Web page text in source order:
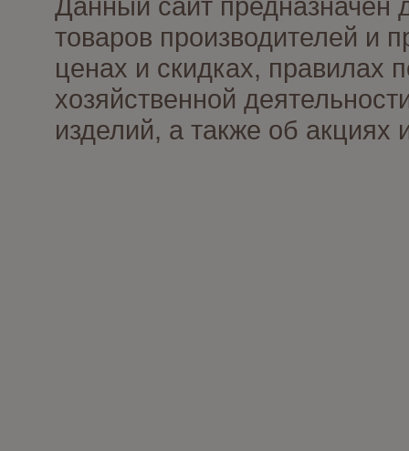
товаров производителей и
ценах и скидках, правилах
хозяйственной
изделий, а также об